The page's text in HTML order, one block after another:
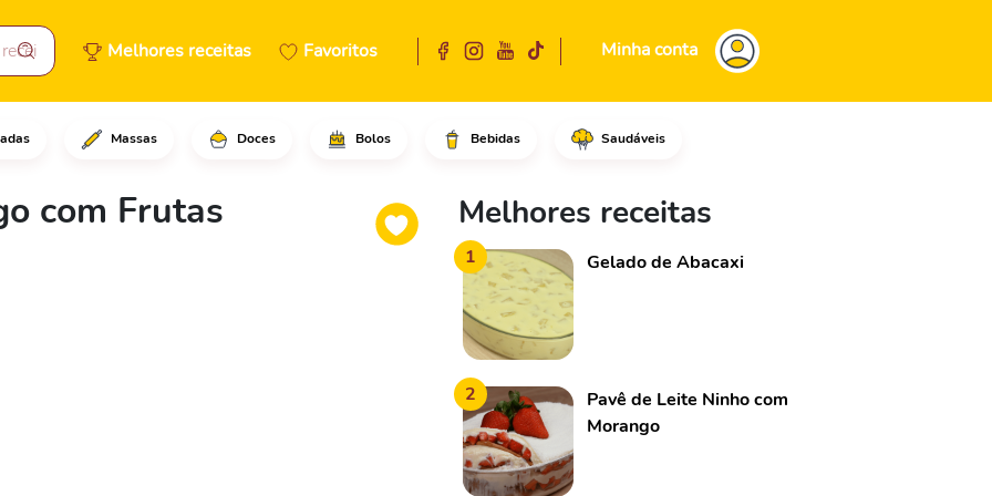
Melhores receitas Favoritos Minha conta
Massas Doces Bolos Bebidas Saudáveis
com Frutas
morangos espetados com os palitos de petiscos em
Melhores receitas
1 Gelado de Abacaxi
2
Pavê de Leite Ninho com
Morango